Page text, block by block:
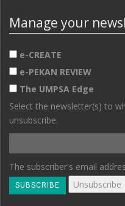
Manage your
e-CREATE
e-PEKAN REVIEW
The UMPSA Edge
Select the newsletter(s) to
unsubscribe.
The subscriber's email